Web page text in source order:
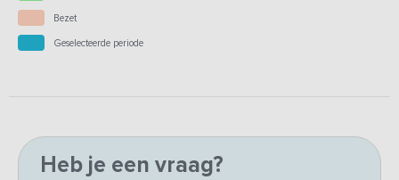
Bezet
Geselecteerde periode
Heb je een vraag?